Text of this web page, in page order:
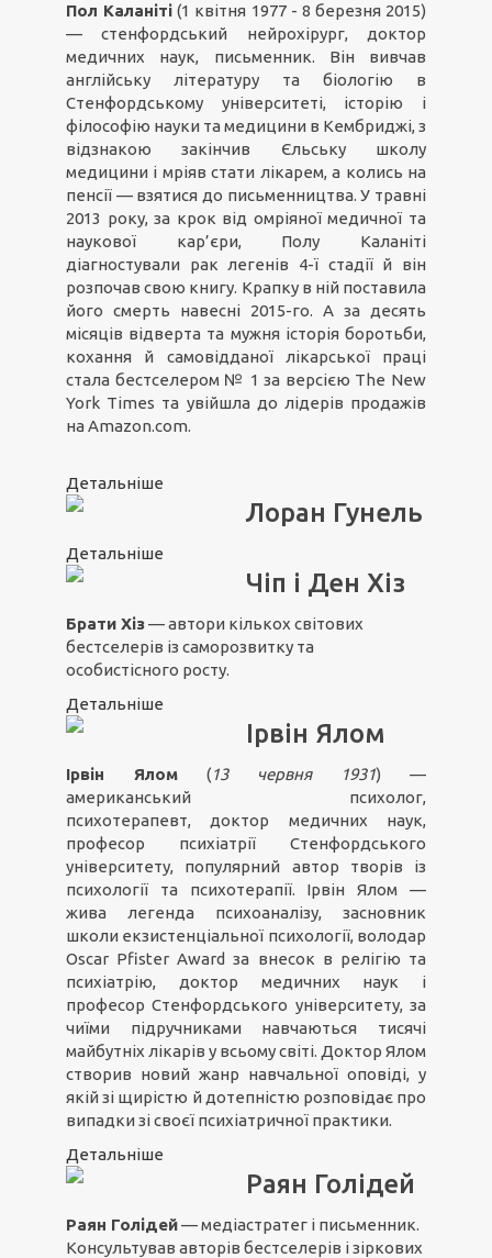
Пол Каланіті (1 квітня 1977 - 8 березня 2015)
— стенфордський нейрохірург, доктор
медичних наук, письменник. Він вивчав
англійську літературу та біологію в
Стенфордському університеті, історію і
філософію науки та медицини в Кембриджі, з
відзнакою закінчив Єльську школу
медицини і мріяв стати лікарем, а колись на
пенсії — взятися до письменництва. У травні
2013 року, за крок від омріяної медичної та
наукової кар’єри, Полу Каланіті
діагностували рак легенів 4-ї стадії й він
розпочав свою книгу. Крапку в ній поставила
його смерть навесні 2015-го. А за десять
місяців відверта та мужня історія боротьби,
кохання й самовідданої лікарської праці
стала бестселером № 1 за версією The New
York Times та увійшла до лідерів продажів
на Amazon.com.
Детальніше
Лоран Гунель
Детальніше
Чіп і Ден Хіз
Брати Хіз— автори кількох світових
бестселерів із саморозвитку та
особистісного росту.
Детальніше
Ірвін Ялом
Ірвін Ялом (13 червня 1931) —
американський психолог,
психотерапевт, доктор медичних наук,
професор психіатрії Стенфордського
університету, популярний автор творів із
психології та психотерапії. Ірвін Ялом —
жива легенда психоаналізу, засновник
школи екзистенціальної психології, володар
Oscar Pfister Award за внесок в релігію та
психіатрію, доктор медичних наук і
професор Стенфордського університету, за
чиїми підручниками навчаються тисячі
майбутніх лікарів у всьому світі. Доктор Ялом
створив новий жанр навчальної оповіді, у
якій зі щирістю й дотепністю розповідає про
випадки зі своєї психіатричної практики.
Детальніше
Раян Голідей
Раян Голідей— медіастратег і письменник.
Консультував авторів бестселерів і зіркових